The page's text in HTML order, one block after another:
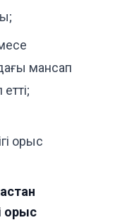
мансап
орыс
орыс